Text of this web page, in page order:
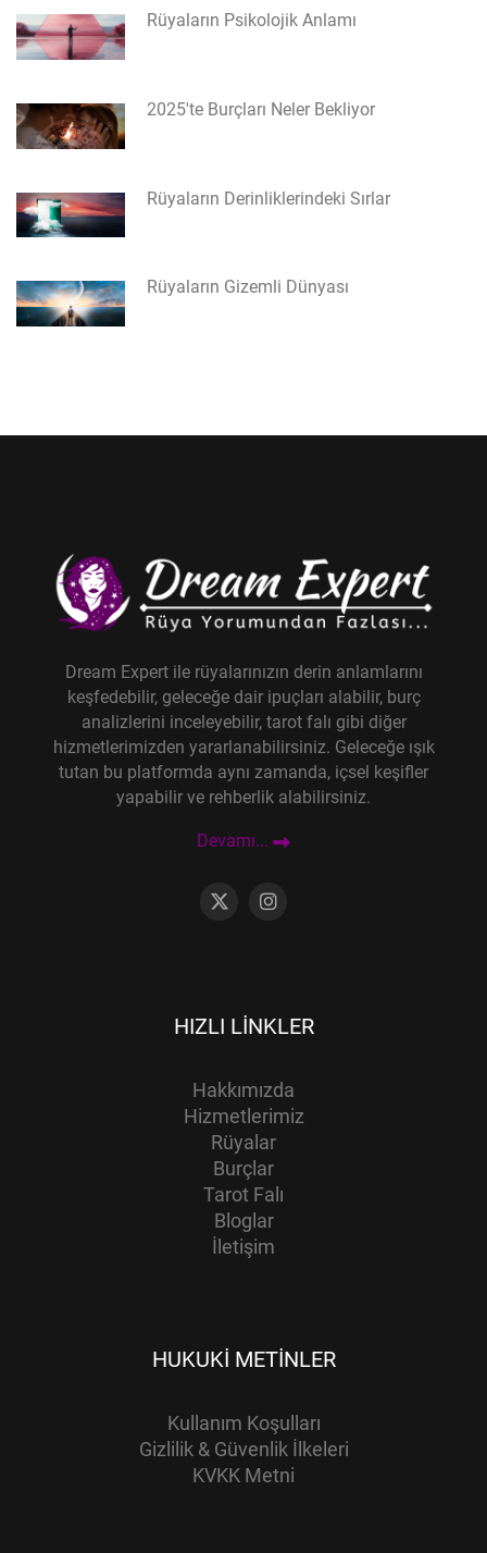
Rüyaların Psikolojik Anlamı
2025'te Burçları Neler Bekliyor
Rüyaların Derinliklerindeki Sırlar
Rüyaların Gizemli Dünyası
Dream Expert ile rüyalarınızın derin anlamlarını
keşfedebilir, geleceğe dair ipuçları alabilir, burç
analizlerini inceleyebilir, tarot falı gibi diğer
hizmetlerimizden yararlanabilirsiniz. Geleceğe ışık
tutan bu platformda aynı zamanda, içsel keşifler
yapabilir ve rehberlik alabilirsiniz.
Devamı...
HIZLI LINKLER
Hakkımızda
Hizmetlerimiz
Rüyalar
Burçlar
Tarot Falı
Bloglar
İletişim
HUKUKI METINLER
Kullanım Koşulları
Gizlilik & Güvenlik İlkeleri
KVKK Metni